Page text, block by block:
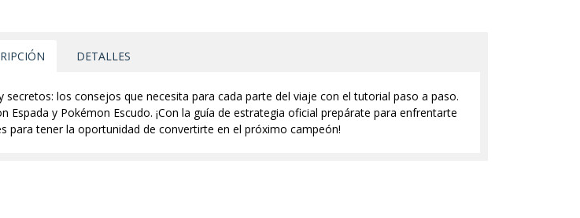
DETALLES
los consejos que necesita para cada parte del viaje con el tutorial paso a paso.
y Pokémon Escudo. ¡Con la guía de estrategia oficial prepárate para enfrentarte
para tener la oportunidad de convertirte en el próximo campeón!